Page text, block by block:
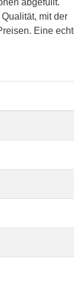
abgefüllt.
mit der
Eine